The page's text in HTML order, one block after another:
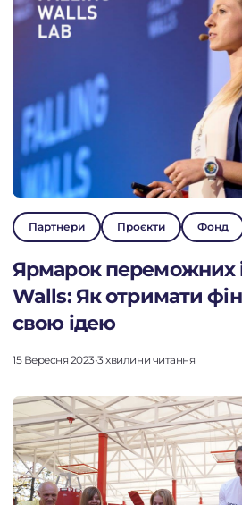
Партнери Проєкти Фонд
Ярмарок переможних
Walls: Як отримати
свою ідею
15 Вересня 2023•3 хвилини читання